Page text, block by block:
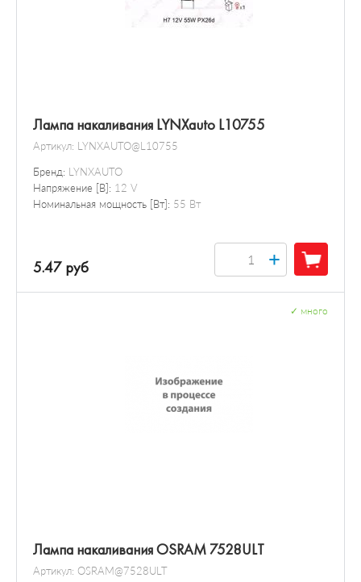
Лампа накаливания LYNXauto L10755
Артикул: LYNXAUTO@L10755
Бренд: LYNXAUTO
Напряжение [В]: 12 V
Номинальная мощность [Вт]: 55 Вт
5.47 руб +
Лампа накаливания OSRAM 7528ULT
Артикул: OSRAM@7528ULT
много